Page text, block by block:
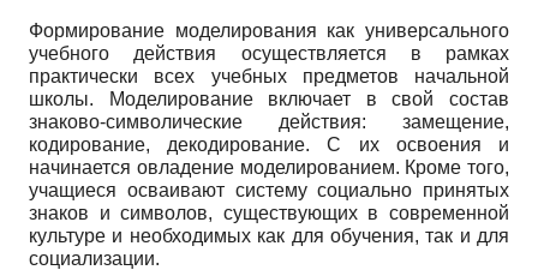
Формирование моделирования как универсального
учебного действия осуществляется в рамках
практически всех учебных предметов начальной
школы. Моделирование включает в свой состав
знаково-символические действия: замещение,
кодирование, декодирование. С их освоения и
начинается овладение моделированием. Кроме того,
учащиеся осваивают систему социально принятых
знаков и символов, существующих в современной
культуре и необходимых как для обучения, так и для
социализации.